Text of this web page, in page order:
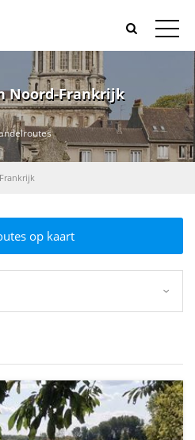
Noord-Frankrijk
op kaart